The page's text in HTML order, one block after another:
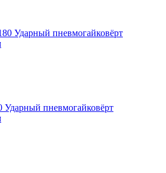
пневмогайковёрт